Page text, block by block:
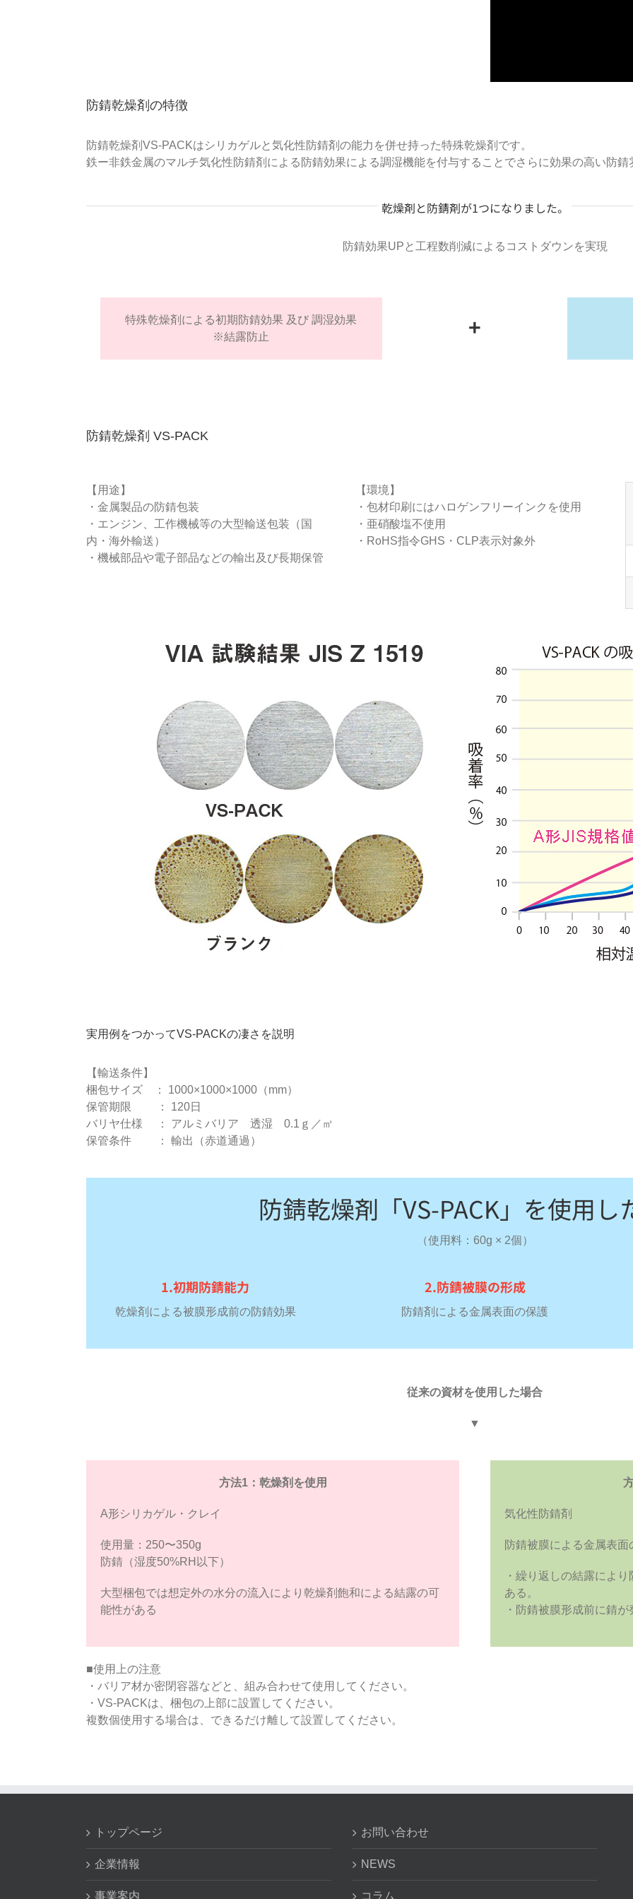
防錆乾燥剤の特徴
防錆乾燥剤VS-PACKはシリカゲルと気化性防錆剤の能力を併せ持った特殊乾燥剤です。
鉄ー非鉄金属のマルチ気化性防錆剤による防錆効果による調湿機能を付与することでさらに効果の高い防
乾燥剤と防錆剤が1つになりました。
防錆効果UPと工程数削減によるコストダウンを実現
特殊乾燥剤による初期防錆効果 及び 調湿効果
※結露防止
+
防錆乾燥剤 VS-PACK
【用途】
・金属製品の防錆包装
・エンジン、工作機械等の大型輸送包装（国
内・海外輸送）
・機械部品や電子部品などの輸出及び長期保管
【環境】
・包材印刷にはハロゲンフリーインクを使用
・亜硝酸塩不使用
・RoHS指令GHS・CLP表示対象外
実用例をつかってVS-PACKの凄さを説明
【輸送条件】
梱包サイズ ： 1000×1000×1000（mm）
保管期限 ： 120日
バリヤ仕様 ： アルミバリア 透湿 0.1ｇ／㎡
保管条件 ： 輸出（赤道通過）
防錆乾燥剤「VS-PACK」を使用し
（使用料：60g × 2個）
1.初期防錆能力
乾燥剤による被膜形成前の防錆効果
2.防錆被膜の形成
防錆剤による金属表面の保護
従来の資材を使用した場合
▼
方法1：乾燥剤を使用
A形シリカゲル・クレイ
使用量：250〜350g
防錆（湿度50%RH以下）
大型梱包では想定外の水分の流入により乾燥剤飽和による結露の可
能性がある
気化性防錆剤
防錆被膜による金属表面
・繰り返しの結露によ
ある。
・防錆被膜形成前に錆
■使用上の注意
・バリア材か密閉容器などと、組み合わせて使用してください。
・VS-PACKは、梱包の上部に設置してください。
複数個使用する場合は、できるだけ離して設置してください。
トップページ
企業情報
事業案内
お問い合わせ
NEWS
コラム